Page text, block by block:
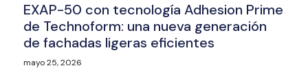
EXAP-50 con tecnología Adhesion Prime
de Technoform: una nueva generación
de fachadas ligeras eficientes
mayo 25, 2026